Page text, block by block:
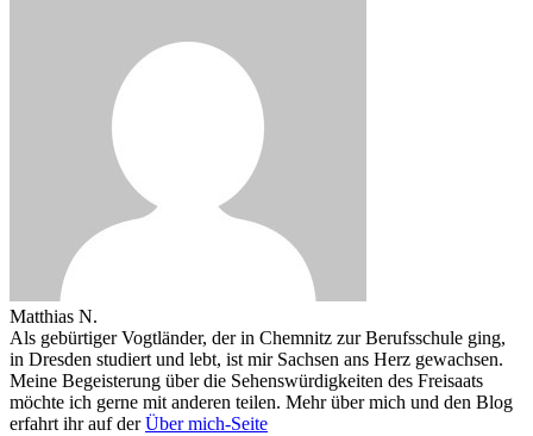
Matthias N.
Als gebürtiger Vogtländer, der in Chemnitz zur Berufsschule ging,
in Dresden studiert und lebt, ist mir Sachsen ans Herz gewachsen.
Meine Begeisterung über die Sehenswürdigkeiten des Freisaats
möchte ich gerne mit anderen teilen. Mehr über mich und den Blog
erfahrt ihr auf derÜber mich-Seite